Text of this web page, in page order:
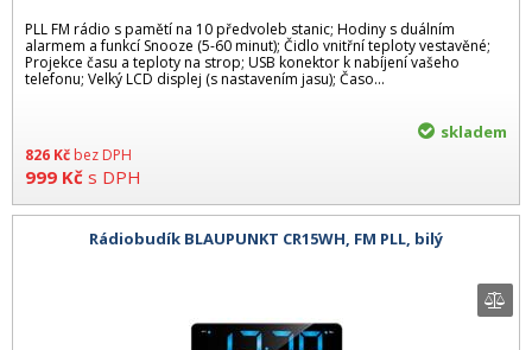
PLL FM rádio s pamětí na 10 předvoleb stanic; Hodiny s duálním
alarmem a funkcí Snooze (5-60 minut); Čidlo vnitřní teploty vestavěné;
Projekce času a teploty na strop; USB konektor k nabíjení vašeho
telefonu; Velký LCD displej (s nastavením jasu); Časo...
826 Kč bez DPH
999 Kč s DPH
skladem
Rádiobudík BLAUPUNKT CR15WH, FM PLL, bilý